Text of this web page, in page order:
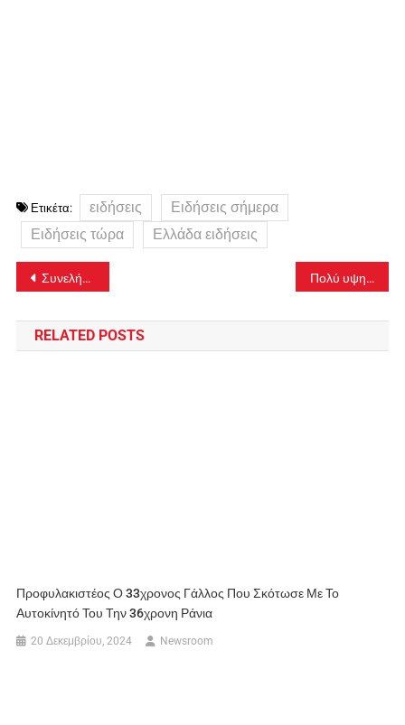
Ετικέτα: ειδήσεις
Ειδήσεις σήμερα
Ειδήσεις τώρα
Ελλάδα ειδήσεις
Πλοήγηση
άρθρων
Συνελήφθη 62χρονος για εμπρησμό στην πυρκαγιά στην Κάντζα Πολύ υψηλός κίνδυνος πυρκαγιάς αύριο σε Αττική, Κρήτη και περιοχές της Στ. Ελλάδας και του Β. Αιγαίου
RELATED POSTS
Προφυλακιστέος Ο 33χρονος Γάλλος Που Σκότωσε Με Το
Αυτοκίνητό Του Την 36χρονη Ράνια
20 Δεκεμβρίου, 2024 Newsroom